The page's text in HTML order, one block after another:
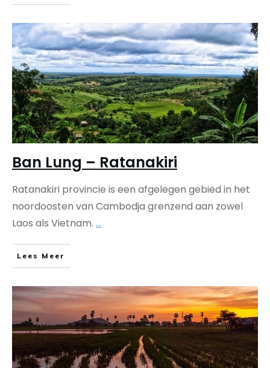
Ban Lung – Ratanakiri
Ratanakiri provincie is een afgelegen gebied in het
noordoosten van Cambodja grenzend aan zowel
Laos als Vietnam. ...
Lees Meer